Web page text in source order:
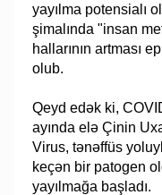
yayılma potensialı
şimalında "insan
hallarının artması
olub.
Qeyd edək ki,
ayında elə Çinin
Virus, tənəffüs
keçən bir patogen
yayılmağa başladı.